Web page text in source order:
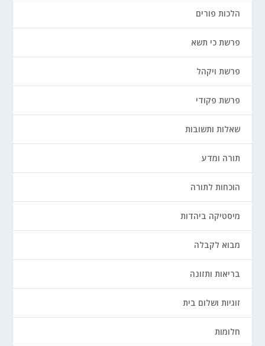
הלכות פורים
פרשת כי תשא
פרשת ויקהל
פרשת פקודי
שאלות ותשובות
תורה ומדע
הוכחות לתורה
מיסטיקה ביהדות
מבוא לקבלה
בריאות ותזונה
זוגיות ושלום בית
חלומות